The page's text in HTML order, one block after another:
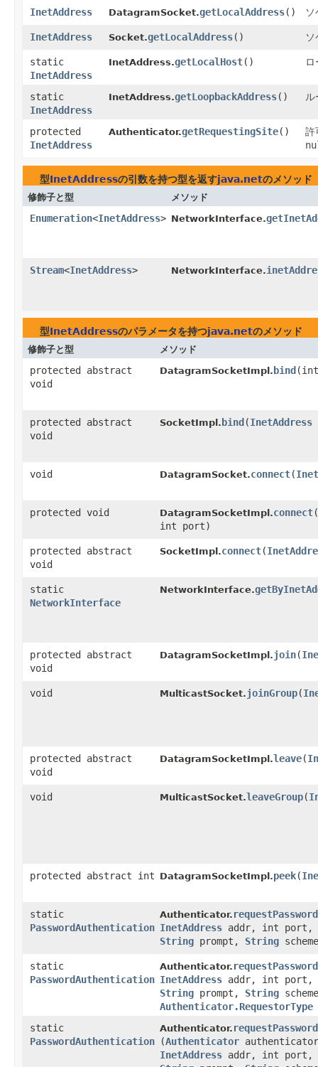
InetAddress DatagramSocket.getLocalAddress()
InetAddress Socket.getLocalAddress()
static
InetAddress
InetAddress.getLocalHost()
static
InetAddress
InetAddress.getLoopbackAddress()
protected
InetAddress
Authenticator.getRequestingSite()
許
型InetAddressの引数を持つ型を返すjava.netのメソッド
修飾子と型 メソッド
Enumeration<InetAddress> NetworkInterface.
Stream<InetAddress> NetworkInterface.
型InetAddressのパラメータを持つjava.netのメソッド
修飾子と型 メソッド
protected abstract
void
DatagramSocketImpl.bind
protected abstract
void
SocketImpl.bind​(InetAddress
void DatagramSocket.connect​(
protected void DatagramSocketImpl.connect​(
int port)
protected abstract
void
SocketImpl.connect​(
static
NetworkInterface
NetworkInterface.
protected abstract
void
DatagramSocketImpl.join​(
void MulticastSocket.joinGroup​(
protected abstract
void
DatagramSocketImpl.leave​(
void MulticastSocket.leaveGroup​(
protected abstract int DatagramSocketImpl.peek​(
static
PasswordAuthentication
Authenticator.
InetAddress addr, int port,
String prompt, String
static
PasswordAuthentication
Authenticator.
InetAddress addr, int port,
String prompt, String
Authenticator.RequestorType
static
PasswordAuthentication
Authenticator.
(Authenticator
InetAddress addr, int port,